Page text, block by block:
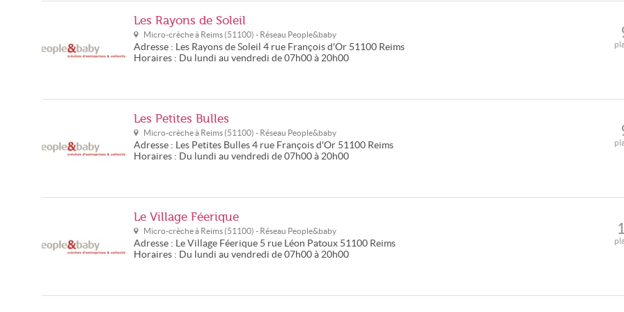
Les Rayons de Soleil
Micro-crèche à Reims (51100) - Réseau People&baby
Adresse : Les Rayons de Soleil 4 rue François d'Or 51100 Reims
Horaires : Du lundi au vendredi de 07h00 à 20h00
Les Petites Bulles
Micro-crèche à Reims (51100) - Réseau People&baby
Adresse : Les Petites Bulles 4 rue François d'Or 51100 Reims
Horaires : Du lundi au vendredi de 07h00 à 20h00
Le Village Féerique
Micro-crèche à Reims (51100) - Réseau People&baby
Adresse : Le Village Féerique 5 rue Léon Patoux 51100 Reims
Horaires : Du lundi au vendredi de 07h00 à 20h00